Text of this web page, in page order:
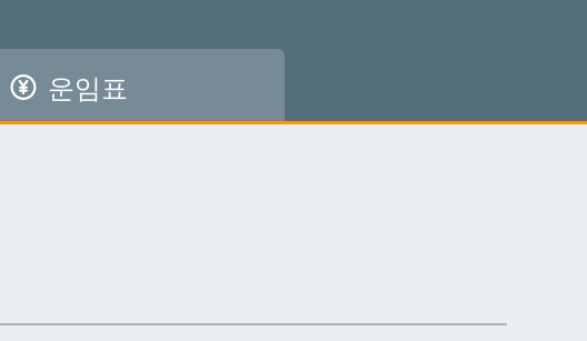
슈리 이시미네
슈리 이시미네
운임표